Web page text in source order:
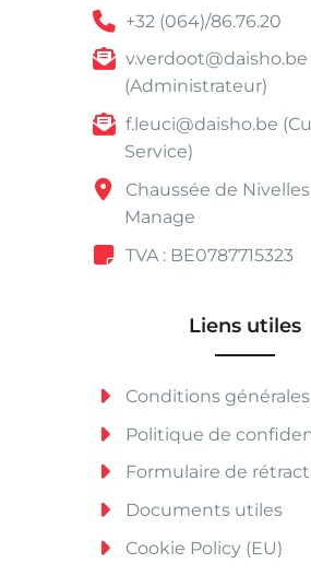
+32 (064)/86.76.20
v.verdoot@daisho.be
(Administrateur)
f.leuci@daisho.be
Service)
Chaussée de Nivelles
Manage
TVA : BE0787715323
Liens utiles
Conditions générales
Politique de
Formulaire de
Documents utiles
Cookie Policy (EU)